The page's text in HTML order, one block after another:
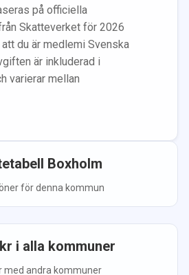
på officiella
Skatteverket för 2026
du är medlemi Svenska
är inkluderad i
varierar mellan
Boxholm
för denna kommun
kr i alla kommuner
med andra kommuner